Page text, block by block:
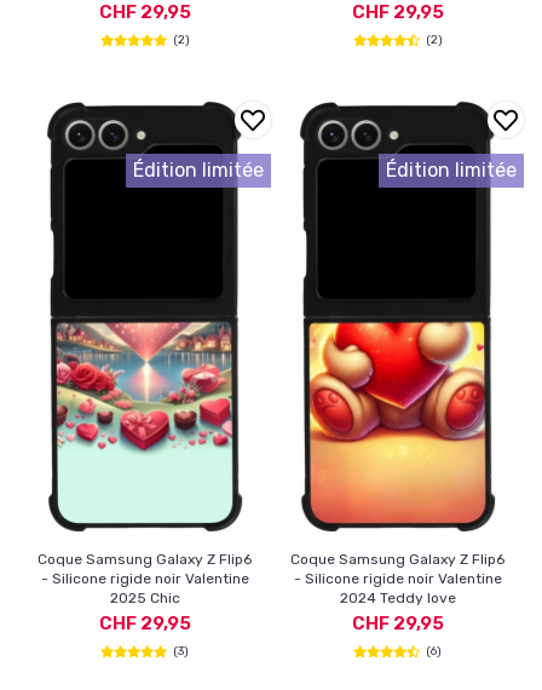
CHF 29,95
(2)
CHF 29,95
(2)
Coque Samsung Galaxy Z Flip6
- Silicone rigide noir Valentine
2025 Chic
CHF 29,95
(3)
Édition limitée
Coque Samsung Galaxy Z Flip6
- Silicone rigide noir Valentine
2024 Teddy love
CHF 29,95
(6)
Édition limitée